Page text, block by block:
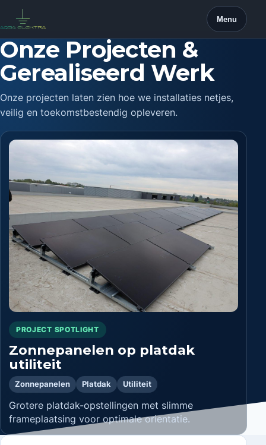
content
Menu
Onze Projecten &
Gerealiseerd Werk
Onze projecten laten zien hoe we installaties netjes,
veilig en toekomstbestendig opleveren.
PROJECT SPOTLIGHT
Zonnepanelen op platdak
utiliteit
Zonnepanelen Platdak Utiliteit
Grotere platdak-opstellingen met slimme
frameplaatsing voor optimale orientatie.